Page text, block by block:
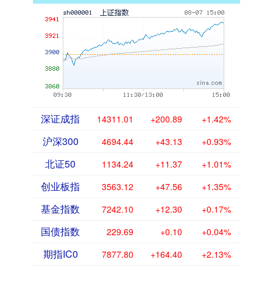
深证成指 14311.01 +200.89 +1.42%
沪深300 4694.44 +43.13 +0.93%
北证50 1134.24 +11.37 +1.01%
创业板指 3563.12 +47.56 +1.35%
基金指数 7242.10 +12.30 +0.17%
国债指数 229.69 +0.10 +0.04%
期指IC0 7877.80 +164.40 +2.13%